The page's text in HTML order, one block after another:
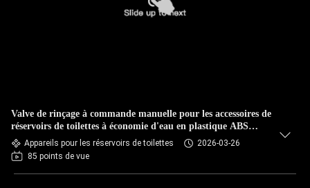
Valve de rinçage à commande manuelle pour les accessoires de
réservoirs de toilettes à économie d'eau en plastique ABS
POMAppareils pour les réservoirs de toilettes
2026-03-26
85 points de vue